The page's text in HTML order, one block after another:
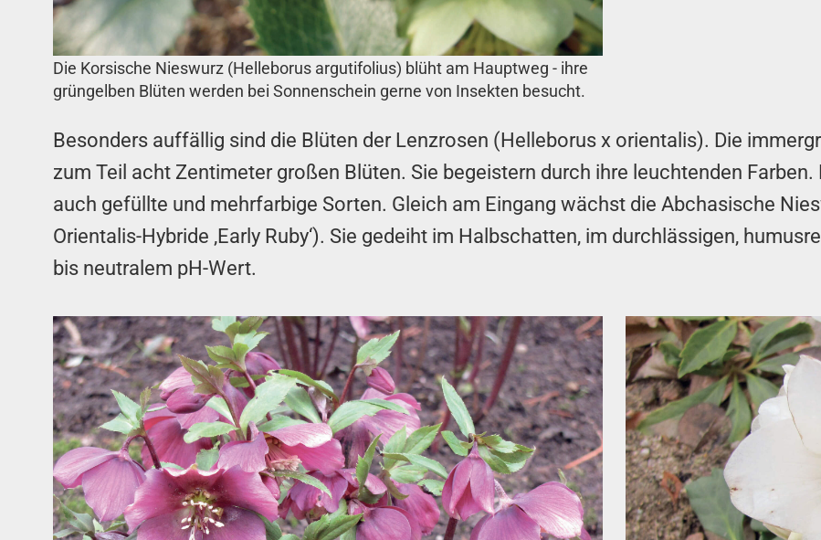
Die Korsische Nieswurz (Helleborus argutifolius) blüht am Hauptweg - ihre
grüngelben Blüten werden bei Sonnenschein gerne von Insekten besucht.
Besonders auffällig sind die Blüten der Lenzrosen (Helleborus x orientalis). Die
zum Teil acht Zentimeter großen Blüten. Sie begeistern durch ihre leuchtenden
auch gefüllte und mehrfarbige Sorten. Gleich am Eingang wächst die Abchasische
Orientalis-Hybride ‚Early Ruby‘). Sie gedeiht im Halbschatten, im durchlässigen,
bis neutralem pH-Wert.